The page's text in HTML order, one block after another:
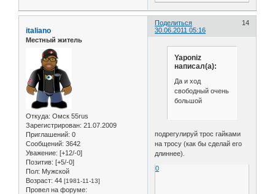
Поделиться
14
30.06.2011 05:16
italiano
Местный житель
Откуда: Омск 55rus
Зарегистрирован: 21.07.2009
Приглашений: 0
Сообщений: 3642
Уважение: [+12/-0]
Позитив: [+5/-0]
Пол: Мужской
Возраст: 44 [1981-11-13]
Провел на форуме:
Yaponiz
написал(а):
Да и ход
свободный очень
большой
подрегулируй трос гайками
на тросу (как бы сделай его
длиннее).
0